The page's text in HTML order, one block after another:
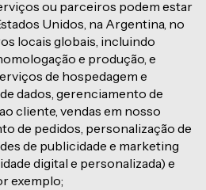
ou parceiros podem estar
Unidos, na Argentina, no
locais globais, incluindo
e produção, e
de hospedagem e
dados, gerenciamento de
cliente, vendas em nosso
de pedidos, personalização de
de publicidade e marketing
digital e personalizada) e
exemplo;